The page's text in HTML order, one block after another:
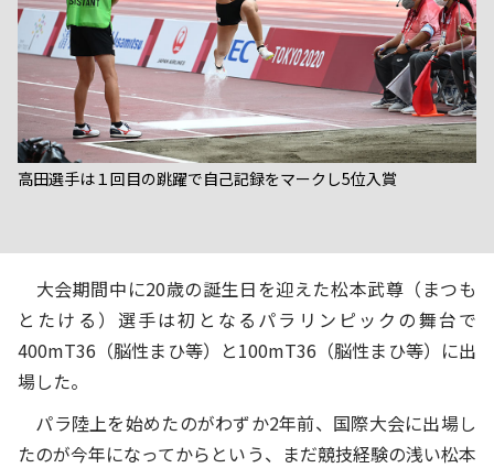
高田選手は１回目の跳躍で自己記録をマークし5位入賞
大会期間中に20歳の誕生日を迎えた松本武尊（まつも
とたける）選手は初となるパラリンピックの舞台で
400mT36（脳性まひ等）と100mT36（脳性まひ等）に出
場した。
パラ陸上を始めたのがわずか2年前、国際大会に出場し
たのが今年になってからという、まだ競技経験の浅い松本